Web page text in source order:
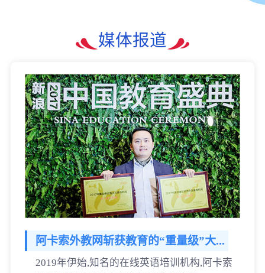
媒体报道
阿卡索外教网斩获教育的“重量级”大...
2019年伊始,知名的在线英语培训机构,阿卡索